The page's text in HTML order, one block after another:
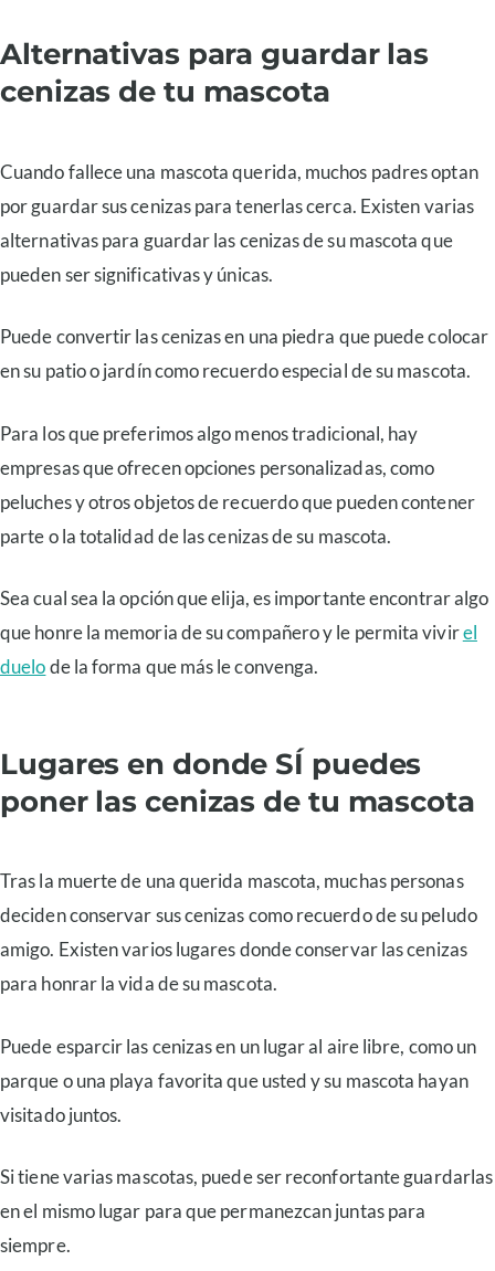
Alternativas para guardar las
cenizas de tu mascota
Cuando fallece una mascota querida, muchos padres optan
por guardar sus cenizas para tenerlas cerca. Existen varias
alternativas para guardar las cenizas de su mascota que
pueden ser significativas y únicas.
Puede convertir las cenizas en una piedra que puede colocar
en su patio o jardín como recuerdo especial de su mascota.
Para los que preferimos algo menos tradicional, hay
empresas que ofrecen opciones personalizadas, como
peluches y otros objetos de recuerdo que pueden contener
parte o la totalidad de las cenizas de su mascota.
Sea cual sea la opción que elija, es importante encontrar algo
que honre la memoria de su compañero y le permita vivirel
duelode la forma que más le convenga.
Lugares en donde SÍ puedes
poner las cenizas de tu mascota
Tras la muerte de una querida mascota, muchas personas
deciden conservar sus cenizas como recuerdo de su peludo
amigo. Existen varios lugares donde conservar las cenizas
para honrar la vida de su mascota.
Puede esparcir las cenizas en un lugar al aire libre, como un
parque o una playa favorita que usted y su mascota hayan
visitado juntos.
Si tiene varias mascotas, puede ser reconfortante guardarlas
en el mismo lugar para que permanezcan juntas para
siempre.